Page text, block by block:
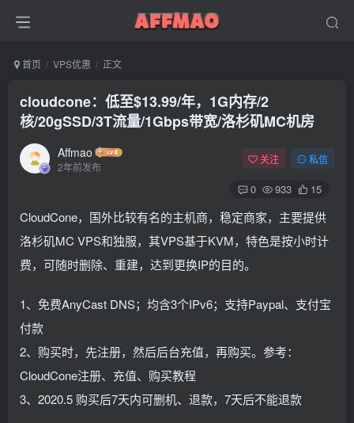
首页 VPS优惠 正文
cloudcone：低至$13.99/年，1G内存/2
核/20gSSD/3T流量/1Gbps带宽/洛杉矶MC机房
Affmao
2年前发布
关注 私信
0 933 15
CloudCone，国外比较有名的主机商，稳定商家，主要提供
洛杉矶MC VPS和独服，其VPS基于KVM，特色是按小时计
费，可随时删除、重建，达到更换IP的目的。
1、免费AnyCast DNS；均含3个IPv6；支持Paypal、支付宝
付款
2、购买时，先注册，然后后台充值，再购买。参考：
CloudCone注册、充值、购买教程
3、2020.5 购买后7天内可删机、退款，7天后不能退款